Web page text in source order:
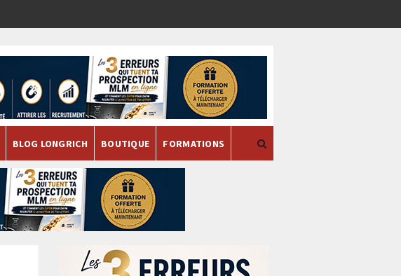
BLOG LONGRICH BOUTIQUE FORMATIONS